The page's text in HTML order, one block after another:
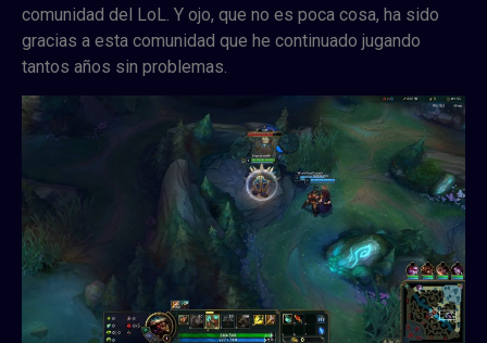
comunidad del LoL. Y ojo, que no es poca cosa, ha sido
gracias a esta comunidad que he continuado jugando
tantos años sin problemas.